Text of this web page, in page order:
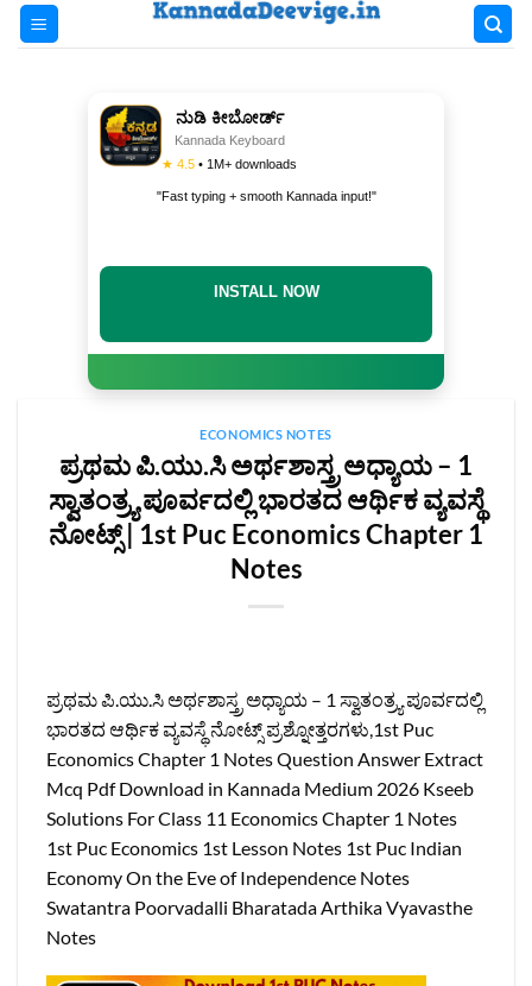
Skip
ನುಡಿ ಕೀಬೋರ್ಡ್
Kannada Keyboard
★ 4.5 • 1M+ downloads
"Fast typing + smooth Kannada input!"
INSTALL NOW
ECONOMICS NOTES
ಪ್ರಥಮ ಪಿ.ಯು.ಸಿ ಅರ್ಥಶಾಸ್ತ್ರ ಅಧ್ಯಾಯ – 1
ಸ್ವಾತಂತ್ರ್ಯ ಪೂರ್ವದಲ್ಲಿ ಭಾರತದ ಆರ್ಥಿಕ ವ್ಯವಸ್ಥೆ
ನೋಟ್ಸ್ | 1st Puc Economics Chapter 1
Notes
ಪ್ರಥಮ ಪಿ.ಯು.ಸಿ ಅರ್ಥಶಾಸ್ತ್ರ ಅಧ್ಯಾಯ – 1 ಸ್ವಾತಂತ್ರ್ಯ ಪೂರ್ವದಲ್ಲಿ
ಭಾರತದ ಆರ್ಥಿಕ ವ್ಯವಸ್ಥೆ ನೋಟ್ಸ್‌ ಪ್ರಶ್ನೋತ್ತರಗಳು,1st Puc
Economics Chapter 1 Notes Question Answer Extract
Mcq Pdf Download in Kannada Medium 2026 Kseeb
Solutions For Class 11 Economics Chapter 1 Notes
1st Puc Economics 1st Lesson Notes 1st Puc Indian
Economy On the Eve of Independence Notes
Swatantra Poorvadalli Bharatada Arthika Vyavasthe
Notes